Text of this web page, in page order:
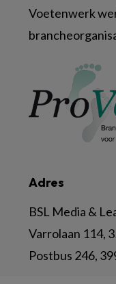
Adres
BSL Media &
Varrolaan 114,
Postbus 246,
Voetenwerk